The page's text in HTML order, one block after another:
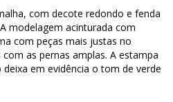
com decote redondo e fenda
modelagem acinturada com
com peças mais justas no
as pernas amplas. A estampa
em evidência o tom de verde